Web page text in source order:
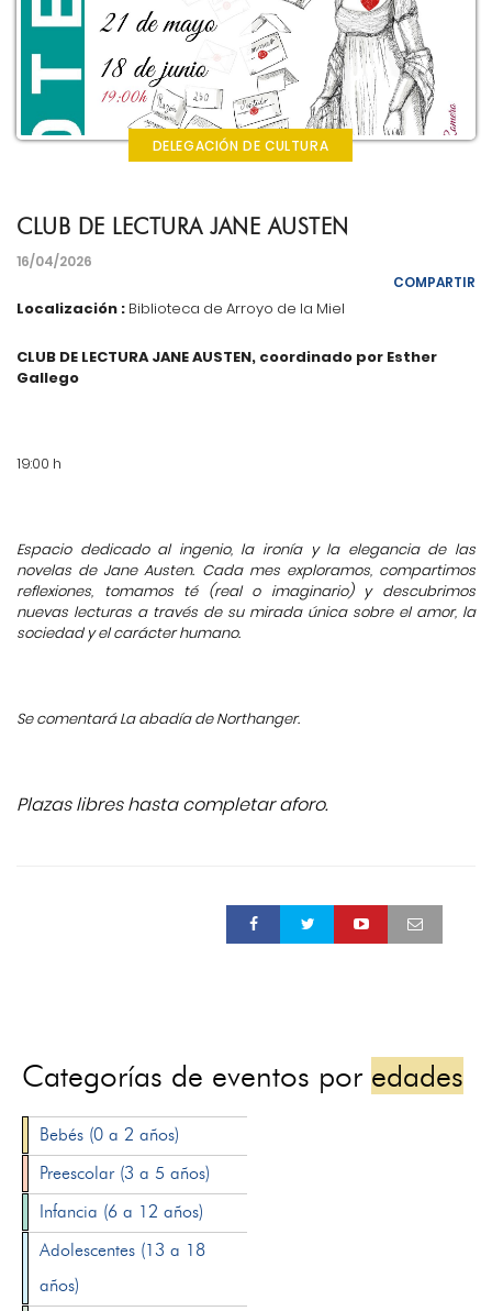
DELEGACIÓN DE CULTURA
CLUB DE LECTURA JANE AUSTEN
16/04/2026
COMPARTIR
Localización : Biblioteca de Arroyo de la Miel
CLUB DE LECTURA JANE AUSTEN, coordinado por Esther
Gallego
19:00 h
Espacio dedicado al ingenio, la ironía y la elegancia de las
novelas de Jane Austen. Cada mes exploramos, compartimos
reflexiones, tomamos té (real o imaginario) y descubrimos
nuevas lecturas a través de su mirada única sobre el amor, la
sociedad y el carácter humano.
Se comentará La abadía de Northanger.
Plazas libres hasta completar aforo.
Categorías de eventos por edades
Bebés (0 a 2 años)
Preescolar (3 a 5 años)
Infancia (6 a 12 años)
Adolescentes (13 a 18
años)